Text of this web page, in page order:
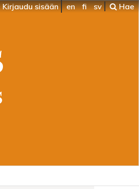
Kirjaudu sisään en fi sv Hae